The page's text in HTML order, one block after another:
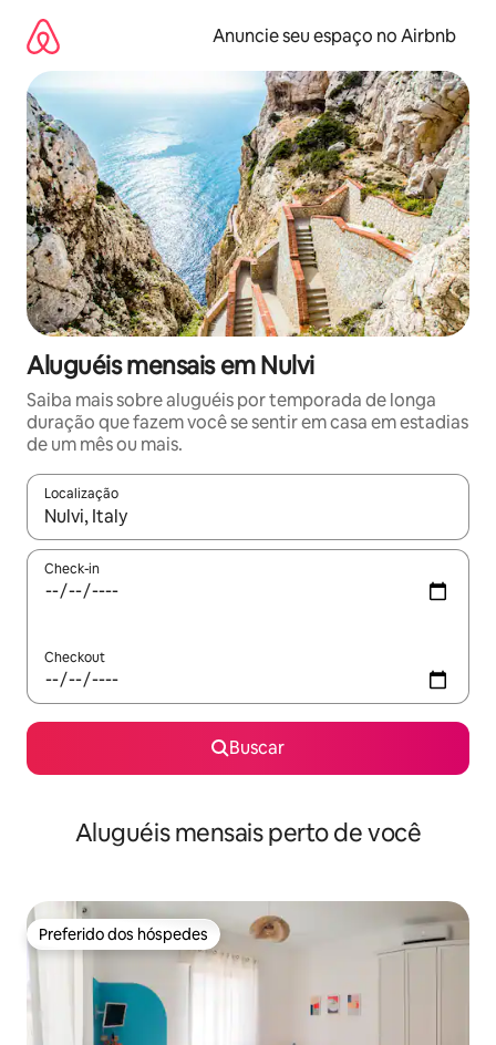
para
conteúdo
Anuncie seu espaço no Airbnb
Aluguéis mensais em Nulvi
Saiba mais sobre aluguéis por temporada de longa
duração que fazem você se sentir em casa em estadias
de um mês ou mais.
Localização
Quando os resultados estiverem disponíveis, explore-os
Check-in
Checkout
Buscar
Aluguéis mensais perto de você
Preferido dos hóspedes
Preferido dos hóspedes